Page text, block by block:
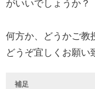
がいいでしょうか？
何方か、どうかご教
どうぞ宜しくお願い
補足